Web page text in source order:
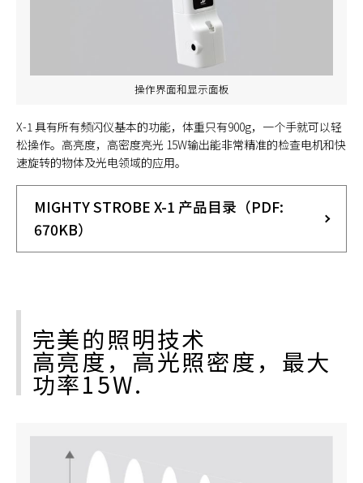
操作界面和显示面板
X-1 具有所有频闪仪基本的功能，体重只有900g，一个手就可以轻
松操作。高亮度，高密度亮光 15W输出能非常精准的检查电机和快
速旋转的物体及光电领域的应用。
MIGHTY STROBE X-1 产品目录（PDF:
670KB）
完美的照明技术
高亮度，高光照密度，最大
功率15W.